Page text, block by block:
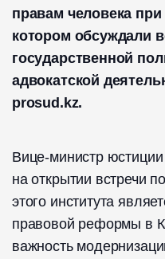
правам человека
котором обсуждали
государственной
адвокатской
prosud.kz.
Вице-министр
на открытии встречи
этого института
правовой реформы в
важность